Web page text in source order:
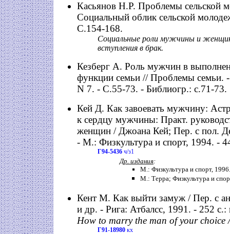
Касьянов Н.Р. Проблемы сельской
Социальный облик сельской
С.154-168.
Социальные роли мужчины и
вступления в брак.
Кезберг А. Роль мужчин в
функции семьи // Проблемы семьи.
N 7. - С.55-73. - Библиогр.: с.71-73.
Кей Д. Как завоевать мужчину:
к сердцу мужчины: Практ.
женщин / Джоана Кей; Пер. с пол.
- М.: Физкультура и спорт, 1994. -
Г94-5436 ч/з1
Др. издания:
М.: Физкультура и спорт,
М.: Терра; Физкультура и
Кент М. Как выйти замуж / Пер. с
и др. - Рига: Атбалсс, 1991. - 252
How to marry the man of your choice
Г91-18980 кх